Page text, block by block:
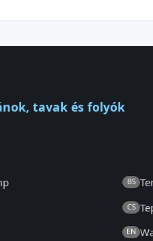
tavak és folyók
BS
CS
EN